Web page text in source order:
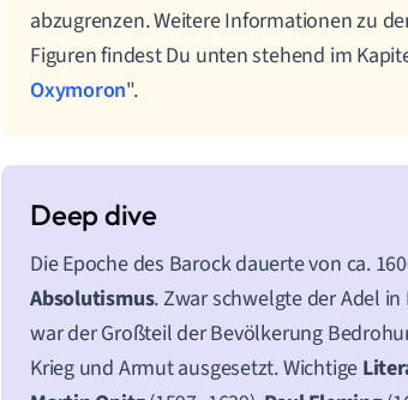
abzugrenzen. Weitere Informationen zu
Figuren findest Du unten stehend im
Oxymoron".
Die Epoche des Barock dauerte von ca.
Absolutismus. Zwar schwelgte der Adel
war der Großteil der Bevölkerung
Krieg und Armut ausgesetzt. Wichtige